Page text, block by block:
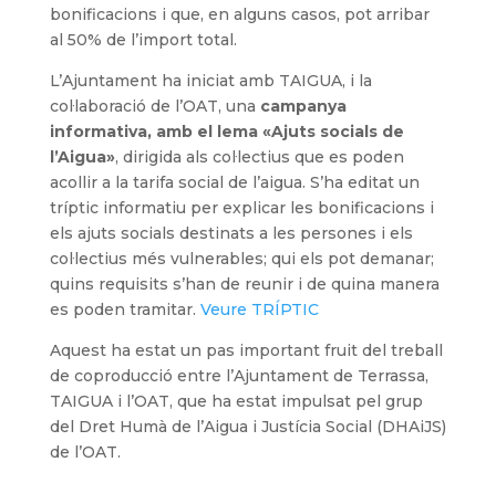
bonificacions i que, en alguns casos, pot arribar
al 50% de l’import total.
L’Ajuntament ha iniciat amb TAIGUA, i la
col·laboració de l’OAT, una campanya
informativa, amb el lema «Ajuts socials de
l’Aigua», dirigida als col·lectius que es poden
acollir a la tarifa social de l’aigua. S’ha editat un
tríptic informatiu per explicar les bonificacions i
els ajuts socials destinats a les persones i els
col·lectius més vulnerables; qui els pot demanar;
quins requisits s’han de reunir i de quina manera
es poden tramitar. Veure TRÍPTIC
Aquest ha estat un pas important fruit del treball
de coproducció entre l’Ajuntament de Terrassa,
TAIGUA i l’OAT, que ha estat impulsat pel grup
del Dret Humà de l’Aigua i Justícia Social (DHAiJS)
de l’OAT.